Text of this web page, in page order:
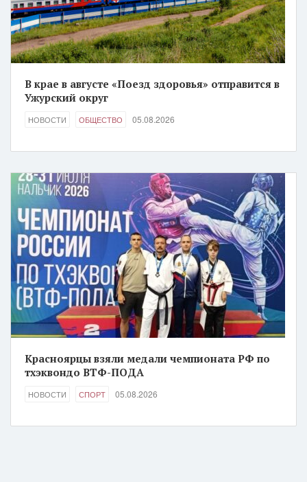
В крае в августе «Поезд здоровья» отправится в
Ужурский округ
НОВОСТИ ОБЩЕСТВО 05.08.2026
Красноярцы взяли медали чемпионата РФ по
тхэквондо ВТФ-ПОДА
НОВОСТИ СПОРТ 05.08.2026